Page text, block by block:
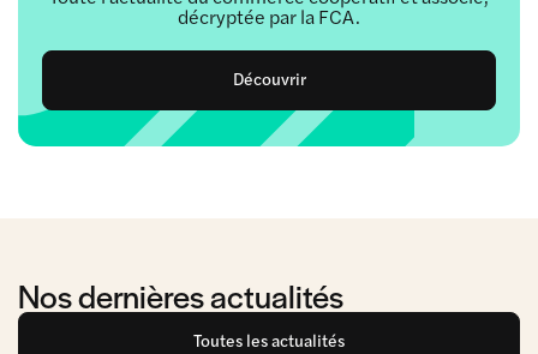
décryptée par la FCA.
Découvrir
Nos dernières actualités
Toutes les actualités